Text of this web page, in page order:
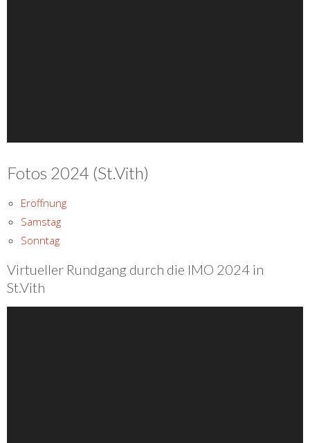
Fotos 2024 (St.Vith)
Eröffnung
Samstag
Sonntag
Virtueller Rundgang durch die IMO 2024 in
St.Vith